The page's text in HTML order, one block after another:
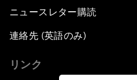
ニュースレター購読
連絡先 (英語のみ)
リンク